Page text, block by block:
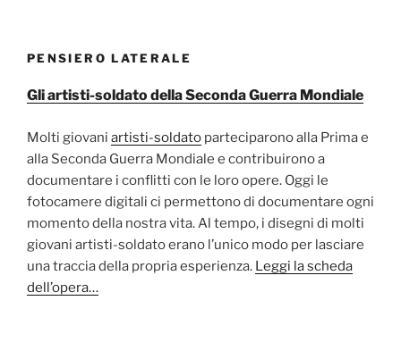
PENSIERO LATERALE
Gli artisti-soldato della Seconda Guerra Mondiale
Molti giovani artisti-soldato parteciparono alla Prima e
alla Seconda Guerra Mondiale e contribuirono a
documentare i conflitti con le loro opere. Oggi le
fotocamere digitali ci permettono di documentare ogni
momento della nostra vita. Al tempo, i disegni di molti
giovani artisti-soldato erano l’unico modo per lasciare
una traccia della propria esperienza. Leggi la scheda
dell’opera…